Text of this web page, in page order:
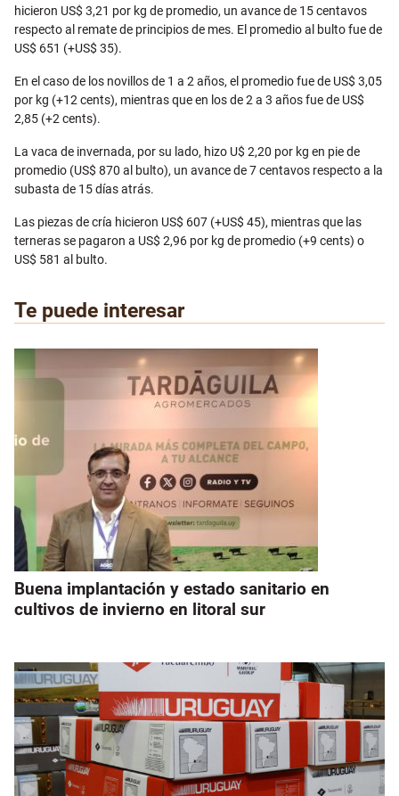
hicieron US$ 3,21 por kg de promedio, un avance de 15 centavos
respecto al remate de principios de mes. El promedio al bulto fue de
US$ 651 (+US$ 35).
En el caso de los novillos de 1 a 2 años, el promedio fue de US$ 3,05
por kg (+12 cents), mientras que en los de 2 a 3 años fue de US$
2,85 (+2 cents).
La vaca de invernada, por su lado, hizo U$ 2,20 por kg en pie de
promedio (US$ 870 al bulto), un avance de 7 centavos respecto a la
subasta de 15 días atrás.
Las piezas de cría hicieron US$ 607 (+US$ 45), mientras que las
terneras se pagaron a US$ 2,96 por kg de promedio (+9 cents) o
US$ 581 al bulto.
Te puede interesar
Buena implantación y estado sanitario en
cultivos de invierno en litoral sur